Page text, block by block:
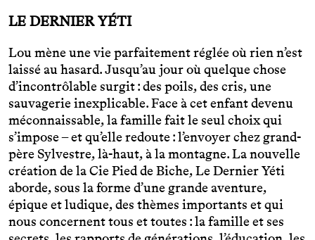
LE DERNIER YÉTI
Lou mène une vie parfaitement réglée où rien n’est
laissé au hasard. Jusqu’au jour où quelque chose
d’incontrôlable surgit : des poils, des cris, une
sauvagerie inexplicable. Face à cet enfant devenu
méconnaissable, la famille fait le seul choix qui
s’impose – et qu’elle redoute : l’envoyer chez grand-
père Sylvestre, là-haut, à la montagne. La nouvelle
création de la Cie Pied de Biche, Le Dernier Yéti
aborde, sous la forme d’une grande aventure,
épique et ludique, des thèmes importants et qui
nous concernent tous et toutes : la famille et ses